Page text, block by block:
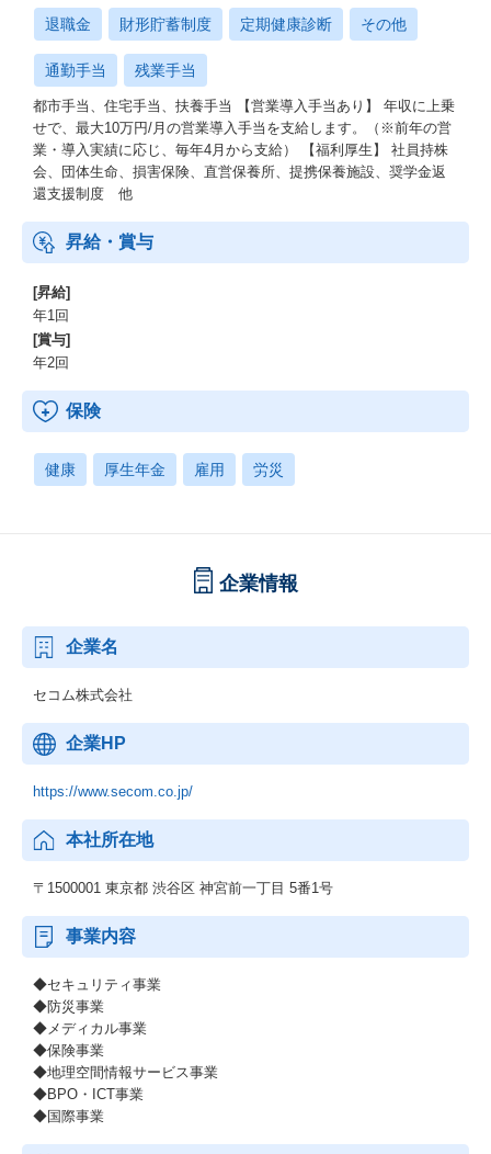
退職金 財形貯蓄制度 定期健康診断 その他
通勤手当 残業手当
都市手当、住宅手当、扶養手当 【営業導入手当あり】 年収に上乗
せで、最大10万円/月の営業導入手当を支給します。（※前年の営
業・導入実績に応じ、毎年4月から支給） 【福利厚生】 社員持株
会、団体生命、損害保険、直営保養所、提携保養施設、奨学金返
還支援制度 他
昇給・賞与
[昇給]
年1回
[賞与]
年2回
保険
健康 厚生年金 雇用 労災
企業情報
企業名
セコム株式会社
企業HP
https://www.secom.co.jp/
本社所在地
〒1500001 東京都 渋谷区 神宮前一丁目 5番1号
事業内容
◆セキュリティ事業
◆防災事業
◆メディカル事業
◆保険事業
◆地理空間情報サービス事業
◆BPO・ICT事業
◆国際事業